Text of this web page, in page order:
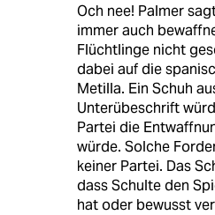
Och nee! Palmer
immer auch
Flüchtlinge nicht
dabei auf die
Metilla. Ein Schuh
Unterübeschrift
Partei die
würde. Solche
keiner Partei. Das
dass Schulte den
hat oder bewusst